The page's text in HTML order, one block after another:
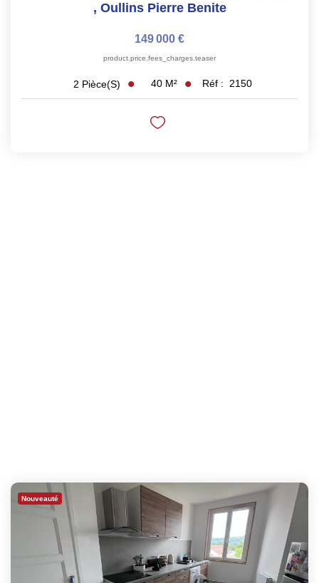
, Oullins Pierre Benite
149 000 €
product.price.fees_charges.teaser
2 Pièce(s) 40 M² Réf : 2150
Nouveauté